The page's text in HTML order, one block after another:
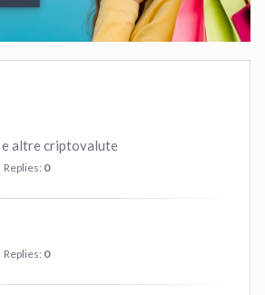
altre criptovalute
Replies: 0
Replies: 0